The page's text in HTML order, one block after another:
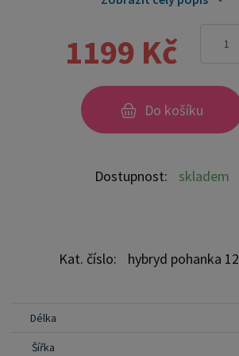
je navržena s ohledem na nejnovější
oblasti dětského spánku a nabízí
speciálně tvarovaná pěna poskytuje
podporu a přizpůsobuje se tvaru těla
matrace, což podporuje správný
Kokos také účinně odvádí vlhkost,
pohanka všitá v kapsičkách nabízí
1199 Kč
Do košíku
Dostupnost: skladem
Kat. číslo: hybryd pohanka
Délka
Šířka